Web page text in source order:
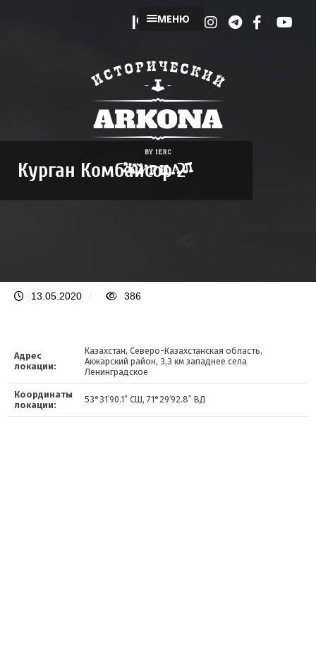
МЕНЮ
Курган Комбайсор 2
13.05.2020 / 386
Адрес
локации:
Казахстан, Северо-Казахстанская область,
Акжарский район, 3,3 км западнее села
Ленинградское
Координаты
локации:
53°31′90.1″ СШ, 71°29′92.8″ ВД